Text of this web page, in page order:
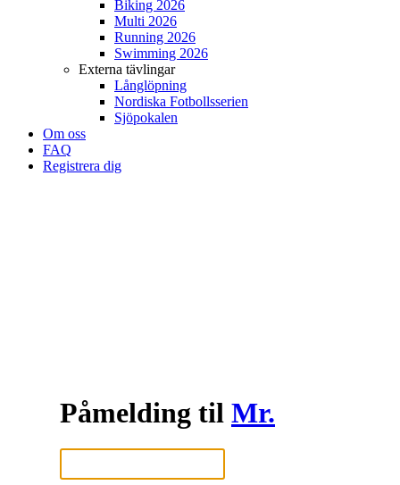
Biking 2026
Multi 2026
Running 2026
Swimming 2026
Externa tävlingar
Långlöpning
Nordiska Fotbollsserien
Sjöpokalen
Om oss
FAQ
Registrera dig
Påmelding til Mr.